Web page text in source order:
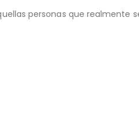
personas que realmente